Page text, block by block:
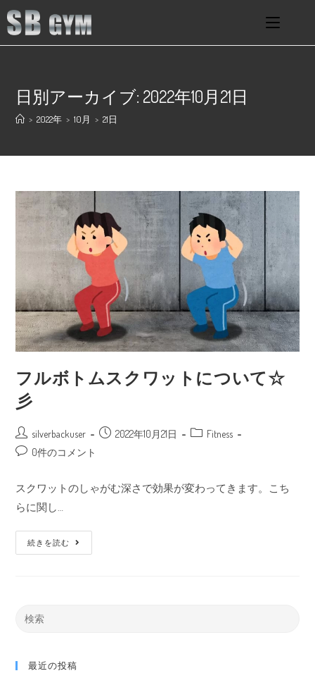
日別アーカイブ: 2022年10月21日
> 2022年 > 10月 > 21日
フルボトムスクワットについて☆
彡
silverbackuser 2022年10月21日
Fitness
0件のコメント
スクワットのしゃがむ深さで効果が変わってきます。こち
らに関し…
続きを読む
最近の投稿